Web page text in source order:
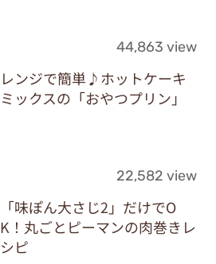
44,863 view
レンジで簡単♪ホットケーキ
ミックスの「おやつプリン」
22,582 view
「味ぽん大さじ2」だけでO
K！丸ごとピーマンの肉巻きレ
シピ